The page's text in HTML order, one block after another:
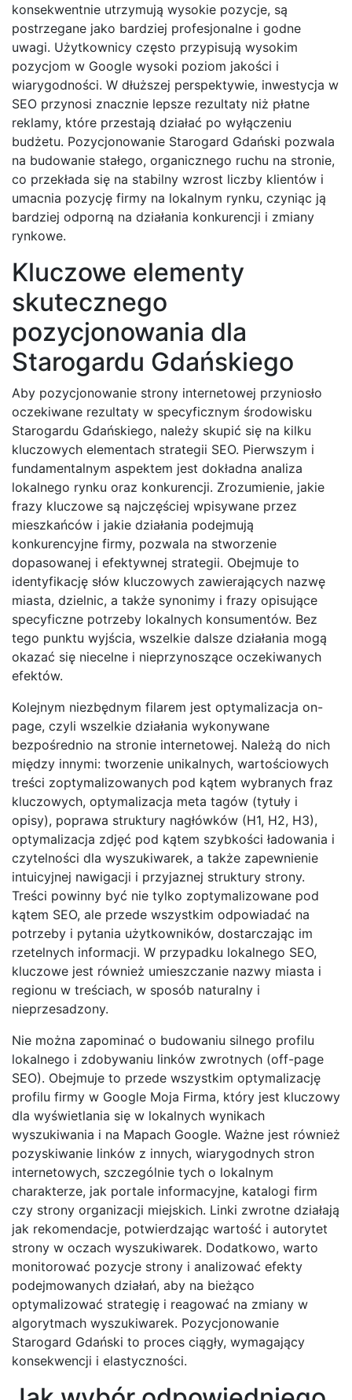
konsekwentnie utrzymują wysokie pozycje, są
postrzegane jako bardziej profesjonalne i godne
uwagi. Użytkownicy często przypisują wysokim
pozycjom w Google wysoki poziom jakości i
wiarygodności. W dłuższej perspektywie, inwestycja w
SEO przynosi znacznie lepsze rezultaty niż płatne
reklamy, które przestają działać po wyłączeniu
budżetu. Pozycjonowanie Starogard Gdański pozwala
na budowanie stałego, organicznego ruchu na stronie,
co przekłada się na stabilny wzrost liczby klientów i
umacnia pozycję firmy na lokalnym rynku, czyniąc ją
bardziej odporną na działania konkurencji i zmiany
rynkowe.
Kluczowe elementy
skutecznego
pozycjonowania dla
Starogardu Gdańskiego
Aby pozycjonowanie strony internetowej przyniosło
oczekiwane rezultaty w specyficznym środowisku
Starogardu Gdańskiego, należy skupić się na kilku
kluczowych elementach strategii SEO. Pierwszym i
fundamentalnym aspektem jest dokładna analiza
lokalnego rynku oraz konkurencji. Zrozumienie, jakie
frazy kluczowe są najczęściej wpisywane przez
mieszkańców i jakie działania podejmują
konkurencyjne firmy, pozwala na stworzenie
dopasowanej i efektywnej strategii. Obejmuje to
identyfikację słów kluczowych zawierających nazwę
miasta, dzielnic, a także synonimy i frazy opisujące
specyficzne potrzeby lokalnych konsumentów. Bez
tego punktu wyjścia, wszelkie dalsze działania mogą
okazać się niecelne i nieprzynoszące oczekiwanych
efektów.
Kolejnym niezbędnym filarem jest optymalizacja on-
page, czyli wszelkie działania wykonywane
bezpośrednio na stronie internetowej. Należą do nich
między innymi: tworzenie unikalnych, wartościowych
treści zoptymalizowanych pod kątem wybranych fraz
kluczowych, optymalizacja meta tagów (tytuły i
opisy), poprawa struktury nagłówków (H1, H2, H3),
optymalizacja zdjęć pod kątem szybkości ładowania i
czytelności dla wyszukiwarek, a także zapewnienie
intuicyjnej nawigacji i przyjaznej struktury strony.
Treści powinny być nie tylko zoptymalizowane pod
kątem SEO, ale przede wszystkim odpowiadać na
potrzeby i pytania użytkowników, dostarczając im
rzetelnych informacji. W przypadku lokalnego SEO,
kluczowe jest również umieszczanie nazwy miasta i
regionu w treściach, w sposób naturalny i
nieprzesadzony.
Nie można zapominać o budowaniu silnego profilu
lokalnego i zdobywaniu linków zwrotnych (off-page
SEO). Obejmuje to przede wszystkim optymalizację
profilu firmy w Google Moja Firma, który jest kluczowy
dla wyświetlania się w lokalnych wynikach
wyszukiwania i na Mapach Google. Ważne jest również
pozyskiwanie linków z innych, wiarygodnych stron
internetowych, szczególnie tych o lokalnym
charakterze, jak portale informacyjne, katalogi firm
czy strony organizacji miejskich. Linki zwrotne działają
jak rekomendacje, potwierdzając wartość i autorytet
strony w oczach wyszukiwarek. Dodatkowo, warto
monitorować pozycje strony i analizować efekty
podejmowanych działań, aby na bieżąco
optymalizować strategię i reagować na zmiany w
algorytmach wyszukiwarek. Pozycjonowanie
Starogard Gdański to proces ciągły, wymagający
konsekwencji i elastyczności.